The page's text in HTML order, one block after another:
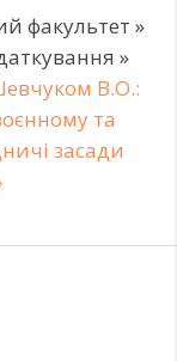
факультет »
»
В.О.:
та
засади